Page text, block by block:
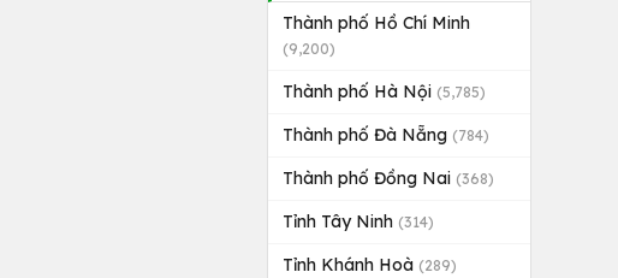
Thành phố Hồ Chí Minh
(9,200)
Thành phố Hà Nội (5,785)
Thành phố Đà Nẵng (784)
Thành phố Đồng Nai (368)
Tỉnh Tây Ninh (314)
Tỉnh Khánh Hoà (289)